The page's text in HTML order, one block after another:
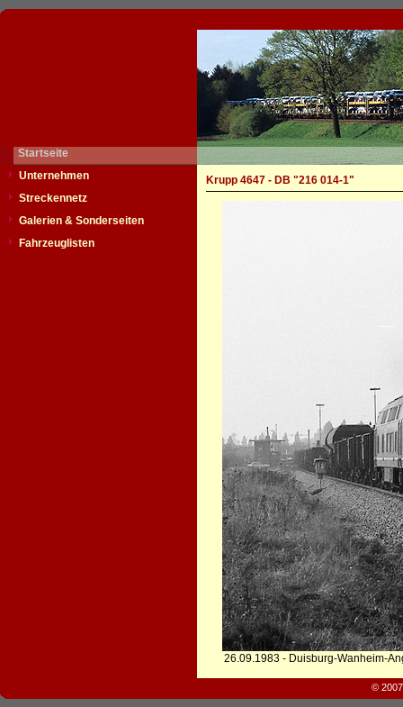
Startseite
Unternehmen
Streckennetz
Galerien & Sonderseiten
Fahrzeuglisten
Krupp 4647 - DB "216 014-1"
26.09.1983 - Duisburg-Wanheim-
©